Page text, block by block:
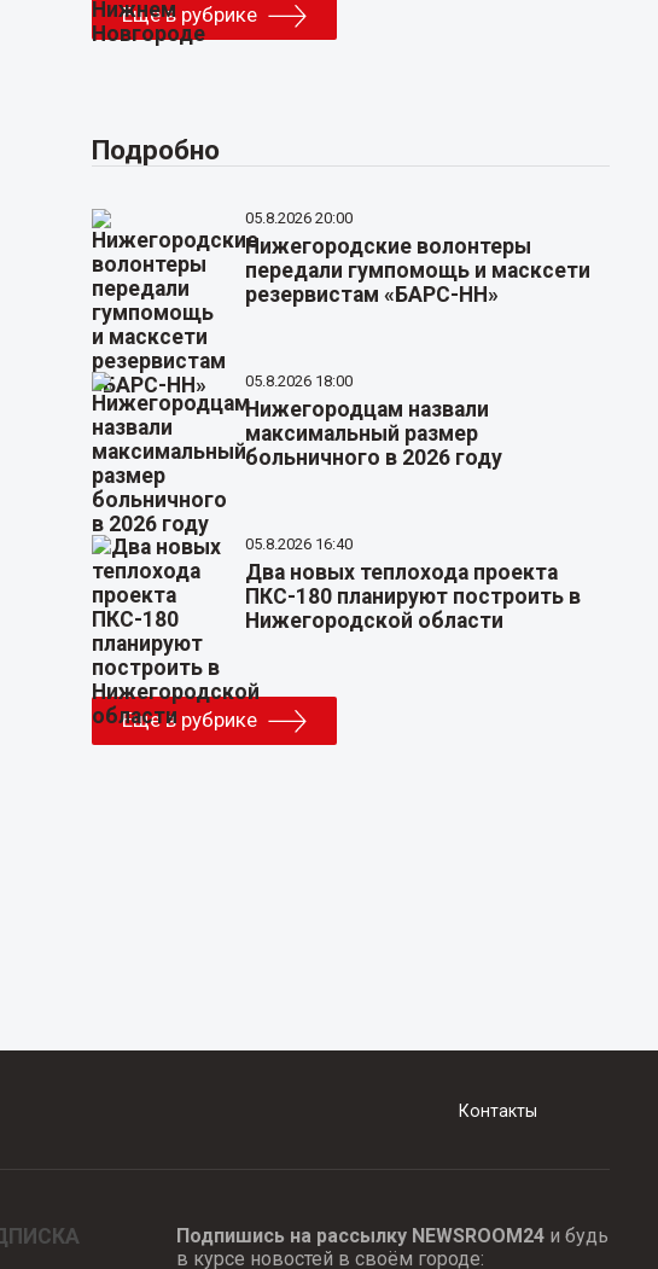
Еще в рубрике
Подробно
05.8.2026 20:00
Нижегородские волонтеры
передали гумпомощь и масксети
резервистам «БАРС-НН»
05.8.2026 18:00
Нижегородцам назвали
максимальный размер
больничного в 2026 году
05.8.2026 16:40
Два новых теплохода проекта
ПКС-180 планируют построить в
Нижегородской области
Еще в рубрике
Контакты
Подпишись на рассылку NEWSROOM24и будь
в курсе новостей в своём городе: